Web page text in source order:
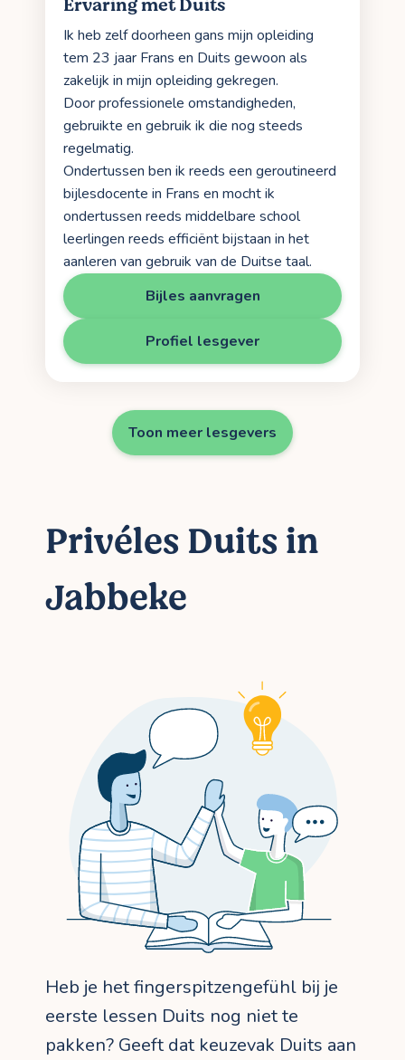
Ik heb zelf doorheen gans mijn opleiding
tem 23 jaar Frans en Duits gewoon als
zakelijk in mijn opleiding gekregen.
Door professionele omstandigheden,
gebruikte en gebruik ik die nog steeds
regelmatig.
Ondertussen ben ik reeds een geroutineerd
bijlesdocente in Frans en mocht ik
ondertussen reeds middelbare school
leerlingen reeds efficiënt bijstaan in het
aanleren van gebruik van de Duitse taal.
Bijles aanvragen
Profiel lesgever
Toon meer lesgevers
Privéles Duits in
Jabbeke
Heb je het fingerspitzengefühl bij je
eerste lessen Duits nog niet te
pakken? Geeft dat keuzevak Duits aan